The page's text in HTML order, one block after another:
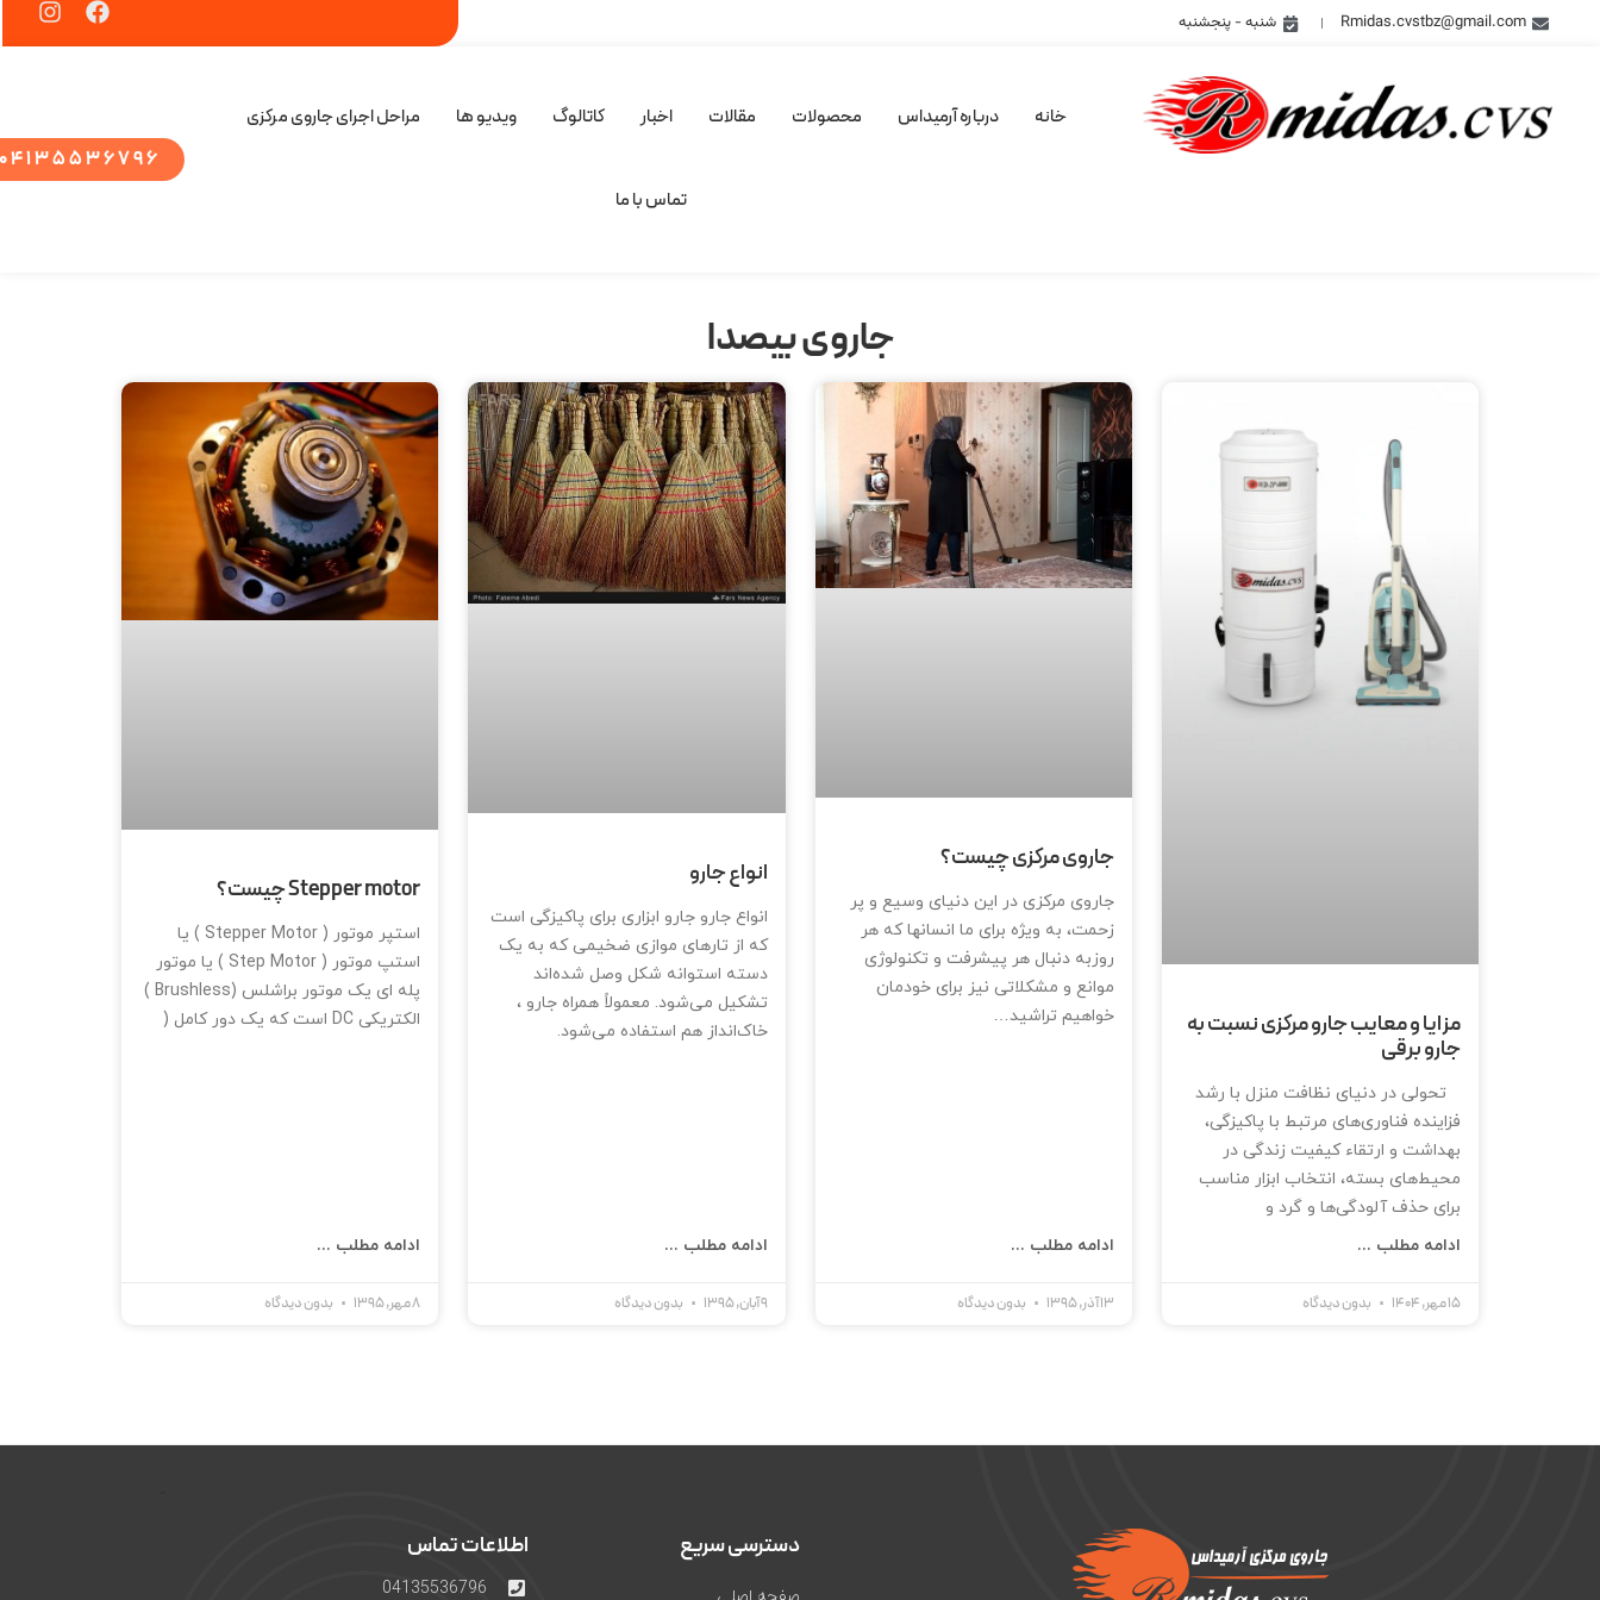
Rmidas.cvstbz@gmail.com شنبه - پنجشنبه
خانه درباره آرمیداس محصولات مقالات اخبار کاتالوگ ویدیو ها مراحل اجرای جاروی مرکزی
تماس با ما
جاروی بیصدا
مزایا و معایب جارو مرکزی نسبت به
جارو برقی
تحولی در دنیای نظافت منزل با رشد
فزاینده فناوری‌های مرتبط با پاکیزگی،
بهداشت و ارتقاء کیفیت زندگی در
محیط‌های بسته، انتخاب ابزار مناسب
برای حذف آلودگی‌ها و گرد و
ادامه مطلب ...
15 مهر, 1404 بدون دیدگاه
جاروی مرکزی چیست؟
جاروی مرکزی در این دنیای وسیع و پر
زحمت، به ویژه برای ما انسانها که هر
روزبه دنبال هر پیشرفت و تکنولوژی
موانع و مشکلاتی نیز برای خودمان
خواهیم تراشید…
ادامه مطلب ...
13 آذر, 1395 بدون دیدگاه
انواع جارو
انواع جارو جارو ابزاری برای پاکیزگی است
که از تارهای موازی ضخیمی که به یک
دسته استوانه شکل وصل شده‌اند
تشکیل می‌شود. معمولاً همراه جارو ،
خاک‌انداز هم استفاده می‌شود.
ادامه مطلب ...
9 آبان, 1395 بدون دیدگاه
Stepper motor چیست؟
استپر موتور ( Stepper Motor ) یا
استپ موتور ( Step Motor ) یا موتور
پله ای یک موتور براشلس (Brushless )
الکتریکی DC است که یک دور کامل (
ادامه مطلب ...
8 مهر, 1395 بدون دیدگاه
دسترسی سریع اطلاعات تماس
04135536796